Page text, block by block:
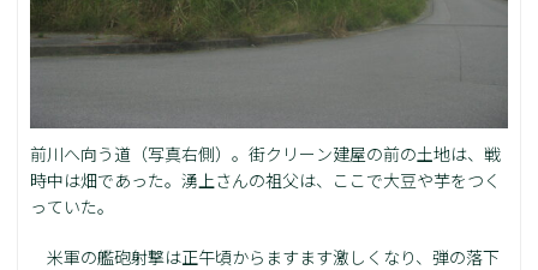
前川へ向う道（写真右側）。街クリーン建屋の前の土地は、戦
時中は畑であった。湧上さんの祖父は、ここで大豆や芋をつく
っていた。
米軍の艦砲射撃は正午頃からますます激しくなり、弾の落下